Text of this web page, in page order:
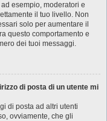
esempio, moderatori e
il tuo livello. Non
solo per aumentare il
questo comportamento e
dei tuoi messaggi.
di posta di un utente mi
di posta ad altri utenti
ovviamente, che gli